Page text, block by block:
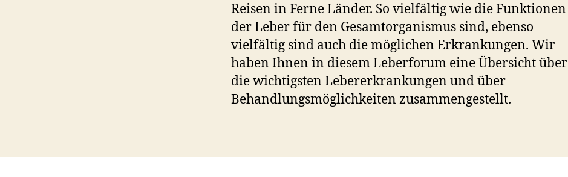
Reisen in Ferne Länder. So vielfältig wie die Funktionen
der Leber für den Gesamtorganismus sind, ebenso
vielfältig sind auch die möglichen Erkrankungen. Wir
haben Ihnen in diesem Leberforum eine Übersicht über
die wichtigsten Lebererkrankungen und über
Behandlungsmöglichkeiten zusammengestellt.